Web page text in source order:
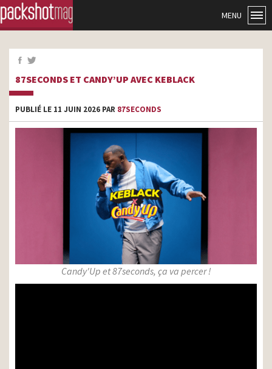
MENU
87SECONDS ET CANDY’UP AVEC KEBLACK
PUBLIÉ LE 11 JUIN 2026 PAR 87SECONDS
Candy'Up et 87seconds, ça va percer !